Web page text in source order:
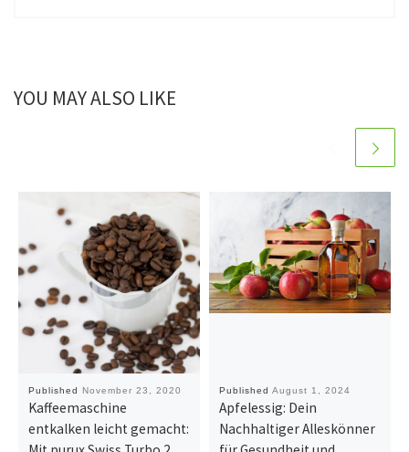
YOU MAY ALSO LIKE
Published November 23, 2020
Kaffeemaschine
entkalken leicht gemacht:
PublishedAugust 1, 2024
Apfelessig: Dein
Nachhaltiger Alleskönner